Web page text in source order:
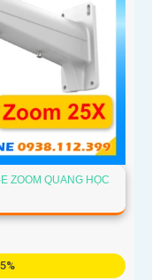
ZOOM QUANG HỌC